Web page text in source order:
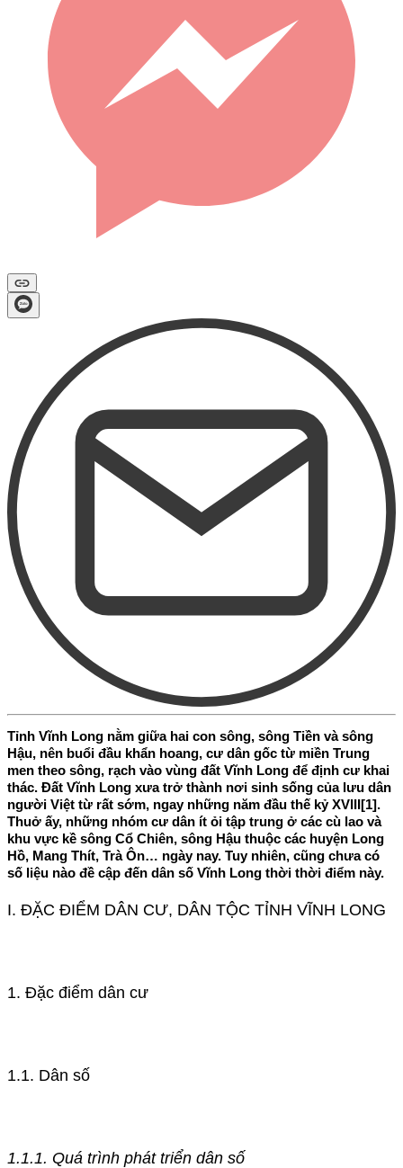
​​Tỉnh Vĩnh Long nằm giữa hai con sông, sông Tiền và sông
Hậu, nên buổi đầu khẩn hoang, cư dân gốc từ miền Trung
men theo sông, rạch vào vùng đất Vĩnh Long để định cư khai
thác. Đất Vĩnh Long xưa trở thành nơi sinh sống của lưu dân
người Việt từ rất sớm, ngay những năm đầu thế kỷ XVIII[1].
Thuở ấy, những nhóm cư dân ít ỏi tập trung ở các cù lao và
khu vực kề sông Cổ Chiên, sông Hậu thuộc các huyện Long
Hồ, Mang Thít, Trà Ôn… ngày nay. Tuy nhiên, cũng chưa có
số liệu nào đề cập đến dân số Vĩnh Long thời thời điểm này.
I. ĐẶC ĐIỂM DÂN CƯ, DÂN TỘC TỈNH VĨNH LONG
1. Đặc điểm dân cư
1.1. Dân số
1.1.1. Quá trình phát triển dân số